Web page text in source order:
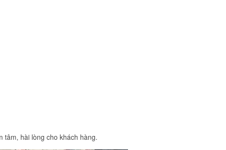
hài lòng cho khách hàng.